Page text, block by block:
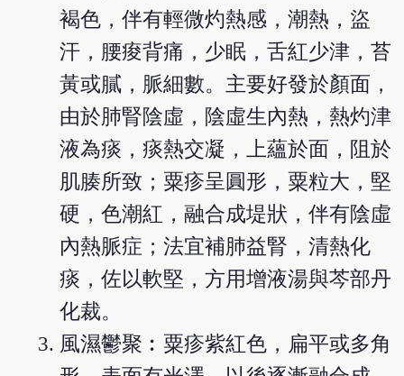
褐色，伴有輕微灼熱感，潮熱，盜
汗，腰痠背痛，少眠，舌紅少津，苔
黃或膩，脈細數。主要好發於顏面，
由於肺腎陰虛，陰虛生內熱，熱灼津
液為痰，痰熱交凝，上蘊於面，阻於
肌腠所致；粟疹呈圓形，粟粒大，堅
硬，色潮紅，融合成堤狀，伴有陰虛
內熱脈症；法宜補肺益腎，清熱化
痰，佐以軟堅，方用增液湯與芩部丹
化裁。
風濕鬱聚︰粟疹紫紅色，扁平或多角